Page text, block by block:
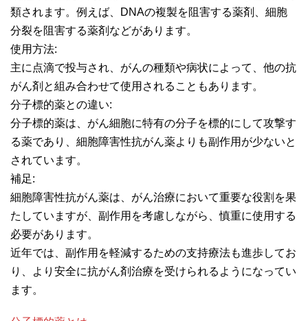
類されます。例えば、DNAの複製を阻害する薬剤、細胞
分裂を阻害する薬剤などがあります。
使用方法:
主に点滴で投与され、がんの種類や病状によって、他の抗
がん剤と組み合わせて使用されることもあります。
分子標的薬との違い:
分子標的薬は、がん細胞に特有の分子を標的にして攻撃す
る薬であり、細胞障害性抗がん薬よりも副作用が少ないと
されています。
補足:
細胞障害性抗がん薬は、がん治療において重要な役割を果
たしていますが、副作用を考慮しながら、慎重に使用する
必要があります。
近年では、副作用を軽減するための支持療法も進歩してお
り、より安全に抗がん剤治療を受けられるようになってい
ます。